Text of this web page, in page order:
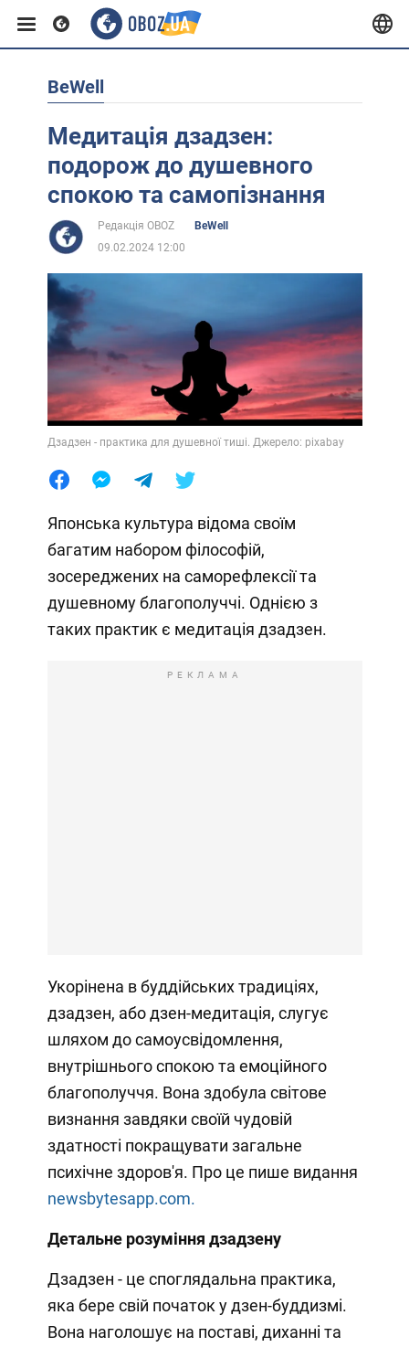
Європа
США
Африка
Життя
Лайфхаки
BeWell
Медитація дзадзен:
подорож до душевного
спокою та самопізнання
Редакція OBOZ
BeWell
09.02.2024 12:00
Дзадзен - практика для душевної тиші. Джерело: pixabay
Японська культура відома своїм
багатим набором філософій,
зосереджених на саморефлексії та
душевному благополуччі. Однією з
таких практик є медитація дзадзен.
РЕКЛАМА
Укорінена в буддійських традиціях,
дзадзен, або дзен-медитація, слугує
шляхом до самоусвідомлення,
внутрішнього спокою та емоційного
благополуччя. Вона здобула світове
визнання завдяки своїй чудовій
здатності покращувати загальне
психічне здоров'я. Про це пише видання
newsbytesapp.com.
Детальне розуміння дзадзену
Дзадзен - це споглядальна практика,
яка бере свій початок у дзен-буддизмі.
Вона наголошує на поставі, диханні та